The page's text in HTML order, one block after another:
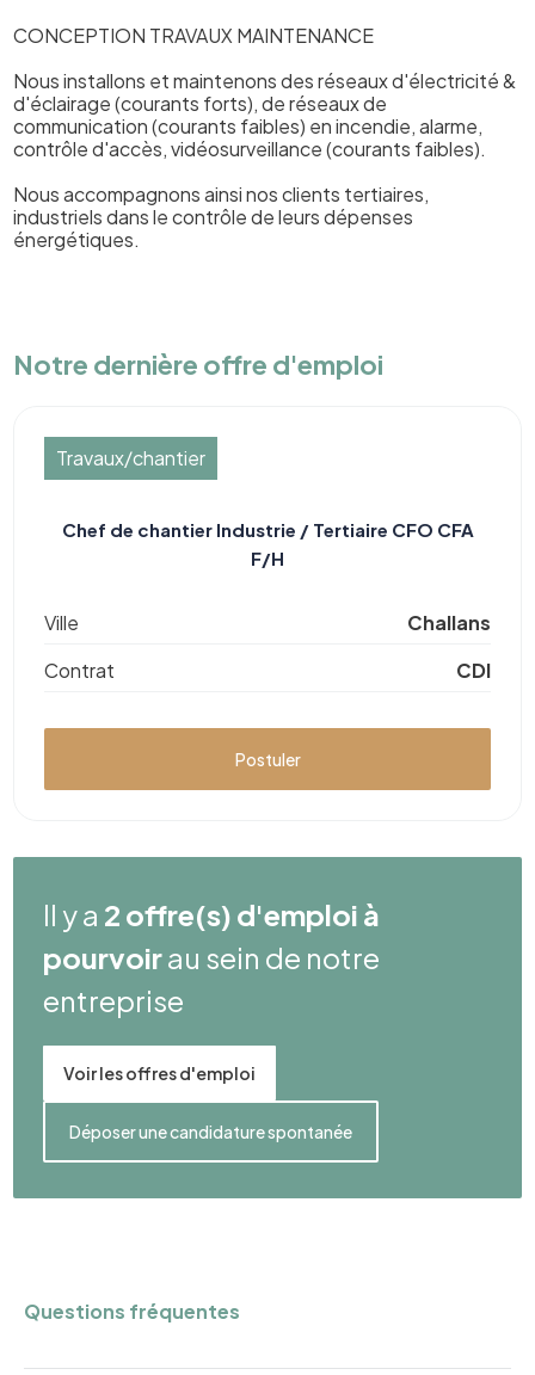
CONCEPTION TRAVAUX MAINTENANCE
Nous installons et maintenons des réseaux d'électricité &
d'éclairage (courants forts), de réseaux de
communication (courants faibles) en incendie, alarme,
contrôle d'accès, vidéosurveillance (courants faibles).
Nous accompagnons ainsi nos clients tertiaires,
industriels dans le contrôle de leurs dépenses
énergétiques.
Notre dernière offre d'emploi
Travaux/chantier
Chef de chantier Industrie / Tertiaire CFO CFA
F/H
Ville
Challans
Contrat
CDI
Postuler
Il y a 2 offre(s) d'emploi à
pourvoirau sein de notre
entreprise
Voir les offres d'emploi
Déposer une candidature spontanée
Questions fréquentes